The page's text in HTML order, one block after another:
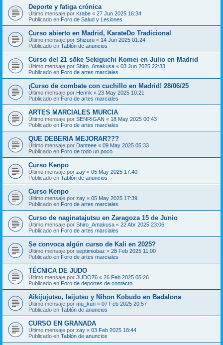
Deporte y fatiga crónica
Último mensaje por Krabe « 27 Jun 2025 16:34
Publicado en Foro de Salud y Lesiones
Curso abierto en Madrid, KarateDo Tradicional
Último mensaje por Shizuru « 14 Jun 2025 01:24
Publicado en Tablón de anuncios
Curso del 21 sōke Sekiguchi Komei en Julio en Madrid
Último mensaje por Shiro_Amakusa « 03 Jun 2025 22:33
Publicado en Foro de artes marciales
¡Curso de combate con cuchillo en Madrid! 28/06/25
Último mensaje por Henrik « 23 May 2025 10:21
Publicado en Foro de artes marciales
ARTES MARCIALES MURCIA
Último mensaje por SENRIGAN « 18 May 2025 00:43
Publicado en Foro de artes marciales
QUE DEBERIA MEJORAR???
Último mensaje por Danteee « 09 May 2025 05:33
Publicado en Foro de todo un poco
Curso Kenpo
Último mensaje por zay « 05 May 2025 17:40
Publicado en Tablón de anuncios
Curso Kenpo
Último mensaje por zay « 05 May 2025 17:39
Publicado en Foro de artes marciales
Curso de naginatajutsu en Zaragoza 15 de Junio
Último mensaje por Shiro_Amakusa « 22 Abr 2025 23:06
Publicado en Foro de artes marciales
Se convoca algún curso de Kali en 2025?
Último mensaje por septimiobaz « 28 Feb 2025 11:00
Publicado en Foro de artes marciales
TÉCNICA DE JUDO
Último mensaje por JUDO76 « 26 Feb 2025 05:26
Publicado en Foro de deportes de contacto
Aikijujutsu, Iaijutsu y Nihon Kobudo en Badalona
Último mensaje por mu_kun « 07 Feb 2025 20:57
Publicado en Tablón de anuncios
CURSO EN GRANADA
Último mensaje por zay « 03 Feb 2025 18:44
Publicado en Tablón de anuncios